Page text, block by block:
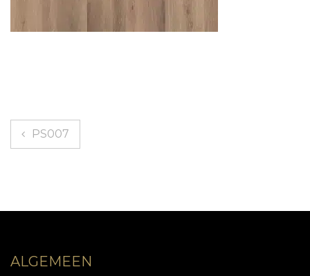
Bericht
navigatie
PS007
ALGEMEEN